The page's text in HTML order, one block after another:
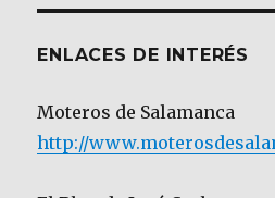
ENLACES DE INTERÉS
Moteros de Salamanca
http://